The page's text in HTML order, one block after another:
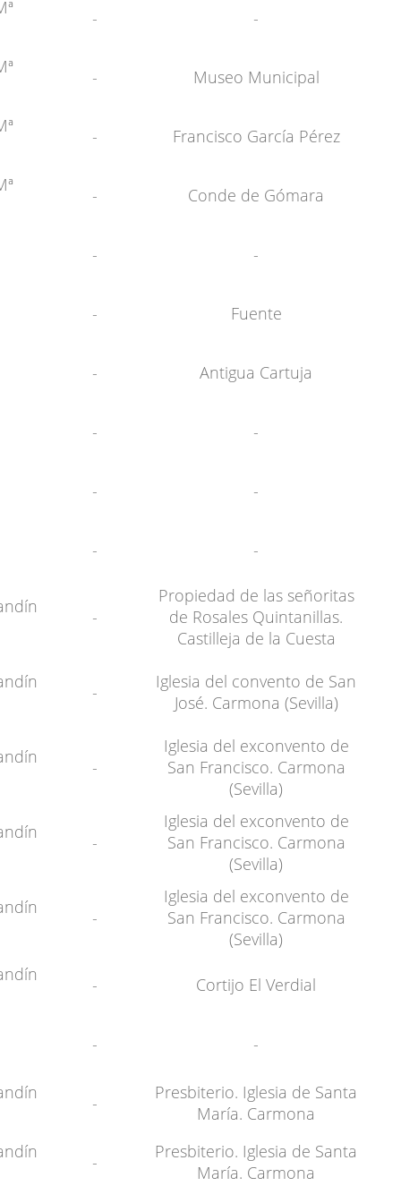
- -
- Museo Municipal
- Francisco García Pérez
- Conde de Gómara
- -
- Fuente
- Antigua Cartuja
- -
- -
- -
-
Propiedad de las señoritas
de Rosales Quintanillas.
Castilleja de la Cuesta
-
Iglesia del convento de San
José. Carmona (Sevilla)
-
Iglesia del exconvento de
San Francisco. Carmona
(Sevilla)
-
Iglesia del exconvento de
San Francisco. Carmona
(Sevilla)
-
Iglesia del exconvento de
San Francisco. Carmona
(Sevilla)
- Cortijo El Verdial
- -
-
Presbiterio. Iglesia de Santa
María. Carmona
-
Presbiterio. Iglesia de Santa
María. Carmona